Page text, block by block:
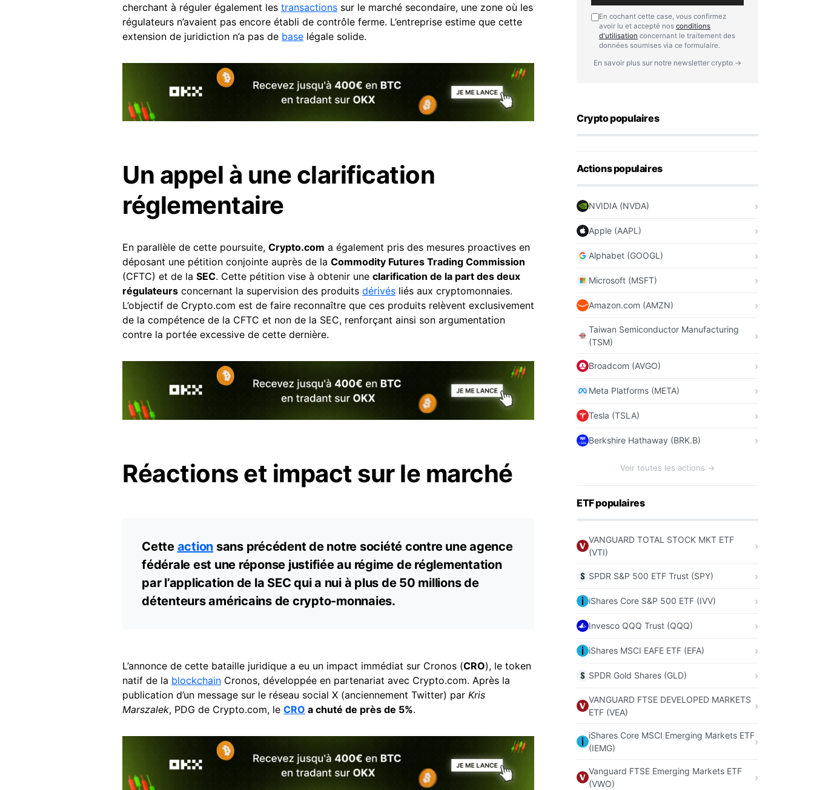
cherchant à réguler également les transactions sur le marché secondaire, une zone où les
régulateurs n’avaient pas encore établi de contrôle ferme. L’entreprise estime que cette
extension de juridiction n’a pas de base légale solide.
Un appel à une clarification
réglementaire
En parallèle de cette poursuite, Crypto.com a également pris des mesures proactives en
déposant une pétition conjointe auprès de la Commodity Futures Trading Commission
(CFTC) et de la SEC. Cette pétition vise à obtenir une clarification de la part des deux
régulateurs concernant la supervision des produits dérivés liés aux cryptomonnaies.
L’objectif de Crypto.com est de faire reconnaître que ces produits relèvent exclusivement
de la compétence de la CFTC et non de la SEC, renforçant ainsi son argumentation
contre la portée excessive de cette dernière.
Réactions et impact sur le marché
Cette action sans précédent de notre société contre une agence
fédérale est une réponse justifiée au régime de réglementation
par l’application de la SEC qui a nui à plus de 50 millions de
détenteurs américains de crypto-monnaies.
L’annonce de cette bataille juridique a eu un impact immédiat sur Cronos (CRO), le token
natif de la blockchain Cronos, développée en partenariat avec Crypto.com. Après la
publication d’un message sur le réseau social X (anciennement Twitter) par Kris
Marszalek, PDG de Crypto.com, le CRO a chuté de près de 5%.
En cochant cette case, vous confirmez
avoir lu et accepté nos conditions
d'utilisation concernant le traitement des
données soumises via ce formulaire.
En savoir plus sur notre newsletter crypto →
Crypto populaires
Actions populaires
NVIDIA (NVDA)
Apple (AAPL)
Alphabet (GOOGL)
Microsoft (MSFT)
Amazon.com (AMZN)
Taiwan Semiconductor Manufacturing
(TSM)
Broadcom (AVGO)
Meta Platforms (META)
Tesla (TSLA)
Berkshire Hathaway (BRK.B)
Voir toutes les actions →
ETF populaires
VANGUARD TOTAL STOCK MKT ETF
(VTI)
SPDR S&P 500 ETF Trust (SPY)
iShares Core S&P 500 ETF (IVV)
Invesco QQQ Trust (QQQ)
iShares MSCI EAFE ETF (EFA)
SPDR Gold Shares (GLD)
VANGUARD FTSE DEVELOPED MARKETS
ETF (VEA)
iShares Core MSCI Emerging Markets ETF
(IEMG)
Vanguard FTSE Emerging Markets ETF
(VWO)